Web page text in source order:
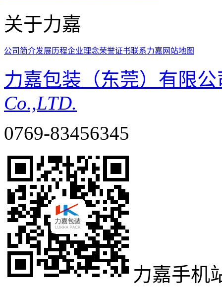
关于力嘉
公司简介发展历程企业理念荣誉证书联系力嘉 网站地图
力嘉包装（东莞）有限
Co.,LTD.
0769-83456345
力嘉手机